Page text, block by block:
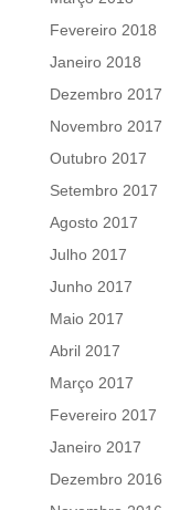
Fevereiro 2018
Janeiro 2018
Dezembro 2017
Novembro 2017
Outubro 2017
Setembro 2017
Agosto 2017
Julho 2017
Junho 2017
Maio 2017
Abril 2017
Março 2017
Fevereiro 2017
Janeiro 2017
Dezembro 2016